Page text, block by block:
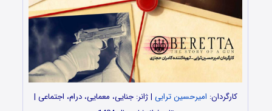
کارگردان: امیرحسین ترابی | ژانر: جنایی، معمایی، درام، اجتماعی |